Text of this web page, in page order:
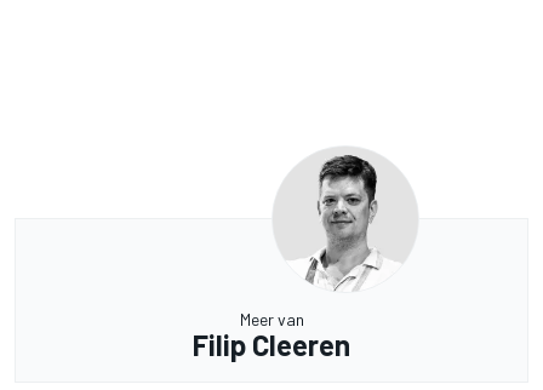
Meer van
Filip Cleeren